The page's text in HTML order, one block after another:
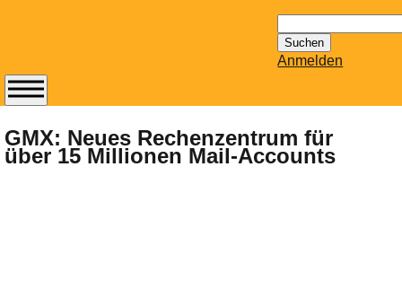
nach:
Anmelden
GMX: Neues Rechenzentrum für
über 15 Millionen Mail-Accounts
Abonnieren Sie den
14-tägig
erscheinenden